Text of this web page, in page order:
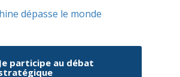
dépasse le monde
Je participe au débat